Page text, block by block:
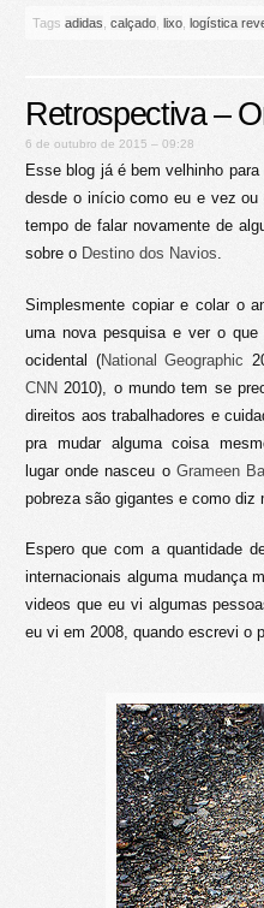
Tags adidas calçado lixo logística
Retrospectiva –
6 de outubro de 2015 – 09:28
Esse blog já é bem velhinho
desde o início como eu e vez ou
tempo de falar novamente de
sobre o Destino dos Navios.
Simplesmente copiar e colar o
uma nova pesquisa e ver o
ocidental (National Geographic
CNN 2010), o mundo tem se
direitos aos trabalhadores e
pra mudar alguma coisa
lugar onde nasceu o Grameen
pobreza são gigantes e como
Espero que com a quantidade
internacionais alguma mudança
videos que eu vi algumas
eu vi em 2008, quando escrevi o